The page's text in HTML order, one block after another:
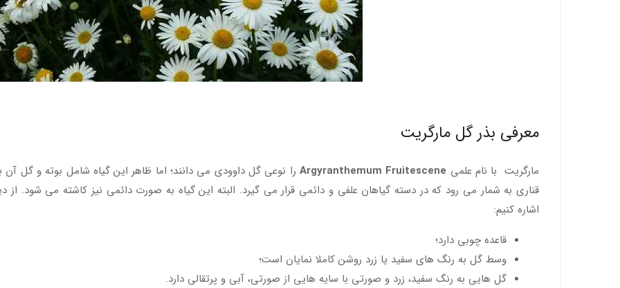
معرفی بذر گل مارگریت
مارگریت با نام علمی Argyranthemum Fruitesceneرا نوعی گل داوودی می دانند؛ اما ظاهر این گیاه شامل بوته و گل آن
قناری به شمار می رود که در دسته گیاهان علفی و دائمی قرار می گیرد. البته این گیاه به صورت دائمی نیز کاشته می شود. از
اشاره کنیم:
قاعده چوبی دارد؛
وسط گل به رنگ های سفید یا زرد روشن کاملا نمایان است؛
گل هایی به رنگ سفید، زرد و صورتی با سایه هایی از صورتی، آبی و پرتقالی دارد.